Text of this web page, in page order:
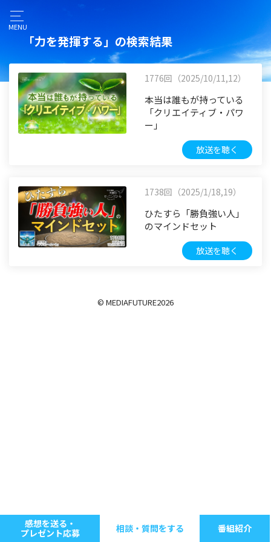
MENU
「力を発揮する」の検索結果
1776回（2025/10/11,12）
本当は誰もが持っている
「クリエイティブ・パワ
ー」
放送を聴く
1738回（2025/1/18,19）
ひたすら「勝負強い人」
のマインドセット
放送を聴く
© MEDIAFUTURE2026
感想を送る・
プレゼント応募
相談・質問をする 番組紹介